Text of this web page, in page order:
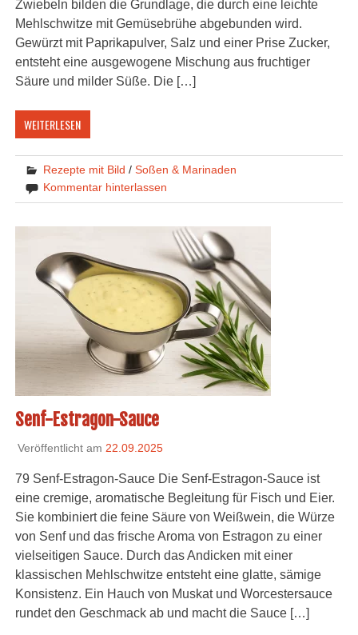
Zwiebeln bilden die Grundlage, die durch eine leichte
Mehlschwitze mit Gemüsebrühe abgebunden wird.
Gewürzt mit Paprikapulver, Salz und einer Prise Zucker,
entsteht eine ausgewogene Mischung aus fruchtiger
Säure und milder Süße. Die […]
WEITERLESEN
Rezepte mit Bild /Soßen & Marinaden
Kommentar hinterlassen
Senf-Estragon-Sauce
Veröffentlicht am 22.09.2025
79 Senf-Estragon-Sauce Die Senf-Estragon-Sauce ist
eine cremige, aromatische Begleitung für Fisch und Eier.
Sie kombiniert die feine Säure von Weißwein, die Würze
von Senf und das frische Aroma von Estragon zu einer
vielseitigen Sauce. Durch das Andicken mit einer
klassischen Mehlschwitze entsteht eine glatte, sämige
Konsistenz. Ein Hauch von Muskat und Worcestersauce
rundet den Geschmack ab und macht die Sauce […]